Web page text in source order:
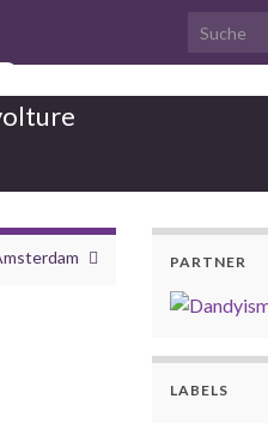
Search for:
PARTNER
LABELS